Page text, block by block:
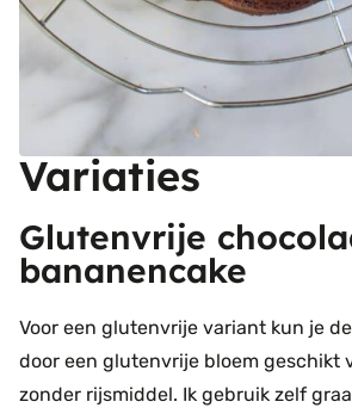
Variaties
Glutenvrije
bananencake
Voor een glutenvrije variant kun je
door een glutenvrije bloem geschikt
zonder rijsmiddel. Ik gebruik zelf